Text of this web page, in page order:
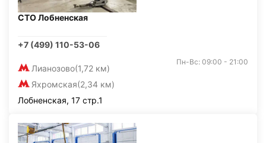
СТО Лобненская
+7 (499) 110-53-06
Лианозово(1,72 км)
Яхромская(2,34 км)
Пн-Вс: 09:00 - 21:00
Лобненская, 17 стр.1